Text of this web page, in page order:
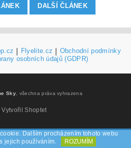
DALŠÍ ČLÁNEK
Flyelite.cz Obchodní podmínky
osobních údajů (GDPR)
Sky , všechna práva vyhrazena
Vytvořil Shoptet
Dalším procházením tohoto webu
jejich používáním.
ROZUMÍM